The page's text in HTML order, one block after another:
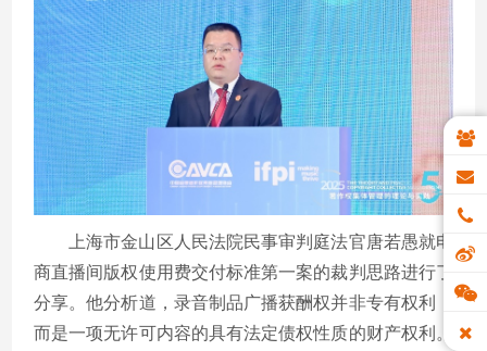
上海市金山区人民法院民事审判庭法官唐若愚就电
商直播间版权使用费交付标准第一案的裁判思路进行了
分享。他分析道，录音制品广播获酬权并非专有权利，
而是一项无许可内容的具有法定债权性质的财产权利。